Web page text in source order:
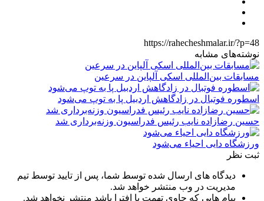
https://rahecheshmalar.ir/?p=48
نوشته‌های مشابه
مسابقات بین‌المللی اسکی آلپاین در سرعین
اسطوره فوتبال در زادگاهش اردبیل پا به توپ می‌شود
حسین رضازاده نایب رئیس فدراسیون وزنه‌برداری شد
ورزشگاه دایی احیاء می‌شود
ثبت نظر
دیدگاه های ارسال شده توسط شما، پس از تایید توسط تیم
مدیریت در وب منتشر خواهد شد.
پیام هایی که حاوی تهمت یا افترا باشد منتشر نخواهد شد.